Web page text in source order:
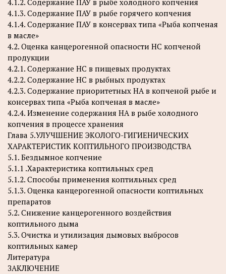
4.1.2. Содержание ПАУ в рыбе холодного копчения
4.1.3. Содержание ПАУ в рыбе горячего копчения
4.1.4. Содержание ПАУ в консервах типа «Рыба копченая
в масле»
4.2. Оценка канцерогенной опасности НС копченой
продукции
4.2.1. Содержание НС в пищевых продуктах
4.2.2. Содержание НС в рыбных продуктах
4.2.3. Содержание приоритетных НА в копченой рыбе и
консервах типа «Рыба копченая в масле»
4.2.4. Изменение содержания НА в рыбе холодного
копчения в процессе хранения
Глава 5.УЛУЧШЕНИЕ ЭКОЛОГО-ГИГИЕНИЧЕСКИХ
ХАРАКТЕРИСТИК КОПТИЛЬНОГО ПРОИЗВОДСТВА
5.1. Бездымное копчение
5.1.1 .Характеристика коптильных сред
5.1.2. Способы применения коптильных сред
5.1.3. Оценка канцерогенной опасности коптильных
препаратов
5.2. Снижение канцерогенного воздействия
коптильного дыма
5.3. Очистка и утилизация дымовых выбросов
коптильных камер
Литература
ЗАКЛЮЧЕНИЕ